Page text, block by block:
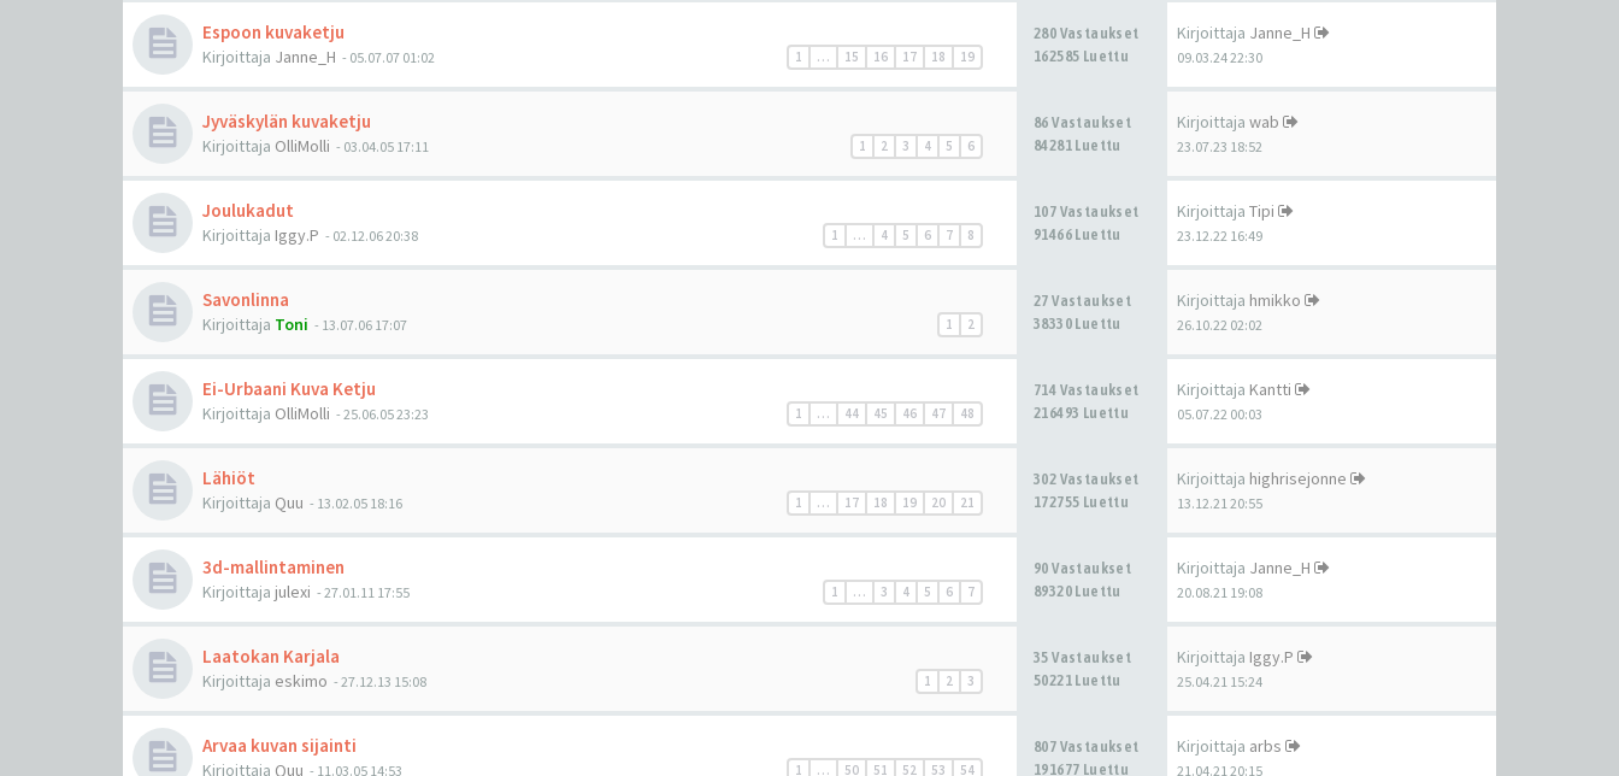
Espoon kuvaketju
1 … 15 16 17 18 19
Kirjoittaja Janne_H - 05.07.07 01:02
280 Vastaukset
162585 Luettu
Kirjoittaja Janne_H
09.03.24 22:30
Jyväskylän kuvaketju
1 2 3 4 5 6
Kirjoittaja OlliMolli - 03.04.05 17:11
86 Vastaukset
84281 Luettu
Kirjoittaja wab
23.07.23 18:52
Joulukadut
1 … 4 5 6 7 8
Kirjoittaja Iggy.P - 02.12.06 20:38
107 Vastaukset
91466 Luettu
Kirjoittaja Tipi
23.12.22 16:49
Savonlinna
1 2
Kirjoittaja Toni - 13.07.06 17:07
27 Vastaukset
38330 Luettu
Kirjoittaja hmikko
26.10.22 02:02
Ei-Urbaani Kuva Ketju
1 … 44 45 46 47 48
Kirjoittaja OlliMolli - 25.06.05 23:23
714 Vastaukset
216493 Luettu
Kirjoittaja Kantti
05.07.22 00:03
Lähiöt
1 … 17 18 19 20 21
Kirjoittaja Quu - 13.02.05 18:16
302 Vastaukset
172755 Luettu
Kirjoittaja highrisejonne
13.12.21 20:55
3d-mallintaminen
1 … 3 4 5 6 7
Kirjoittaja julexi - 27.01.11 17:55
90 Vastaukset
89320 Luettu
Kirjoittaja Janne_H
20.08.21 19:08
Laatokan Karjala
1 2 3
Kirjoittaja eskimo - 27.12.13 15:08
35 Vastaukset
50221 Luettu
Kirjoittaja Iggy.P
25.04.21 15:24
Arvaa kuvan sijainti
1 … 50 51 52 53 54
Kirjoittaja Quu - 11.03.05 14:53
807 Vastaukset
191677 Luettu
Kirjoittaja arbs
21.04.21 20:15